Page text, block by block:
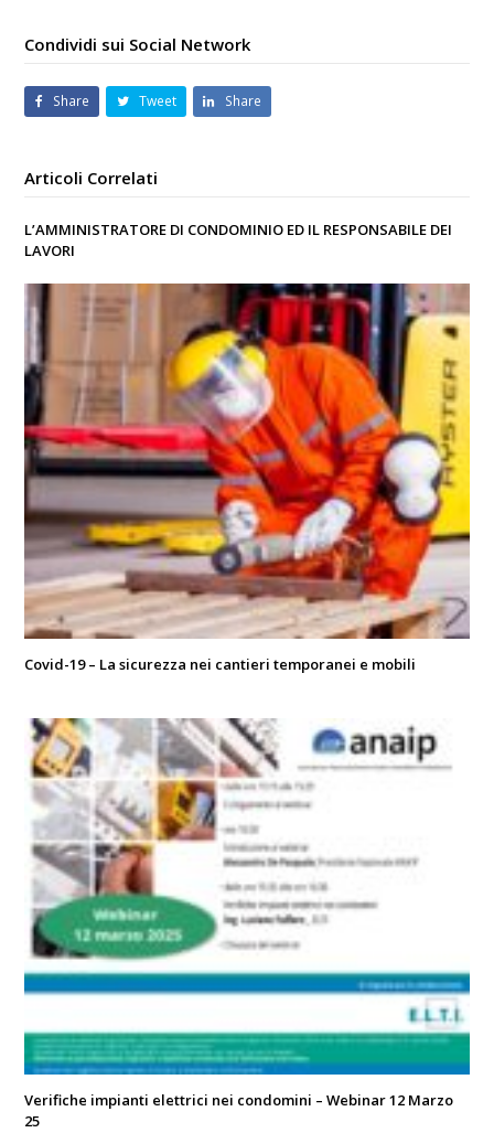
Condividi sui Social Network
Share Tweet Share
Articoli Correlati
L’AMMINISTRATORE DI CONDOMINIO ED IL RESPONSABILE DEI
LAVORI
Covid-19 – La sicurezza nei cantieri temporanei e mobili
Verifiche impianti elettrici nei condomini – Webinar 12 Marzo
25